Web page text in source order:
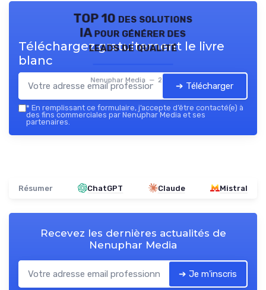
TOP 10 des solutions
IA pour générer des
leads de qualité
Nenuphar Media — 2026
Téléchargez gratuitement le livre
blanc
➔ Télécharger
* En remplissant ce formulaire, j’accepte d’être contacté(e) à
des fins commerciales par Nenuphar Media et ses
partenaires.
Résumer ChatGPT Claude Mistral
Recevez les dernières actualités de
Nenuphar Media
➔ Je m'inscris